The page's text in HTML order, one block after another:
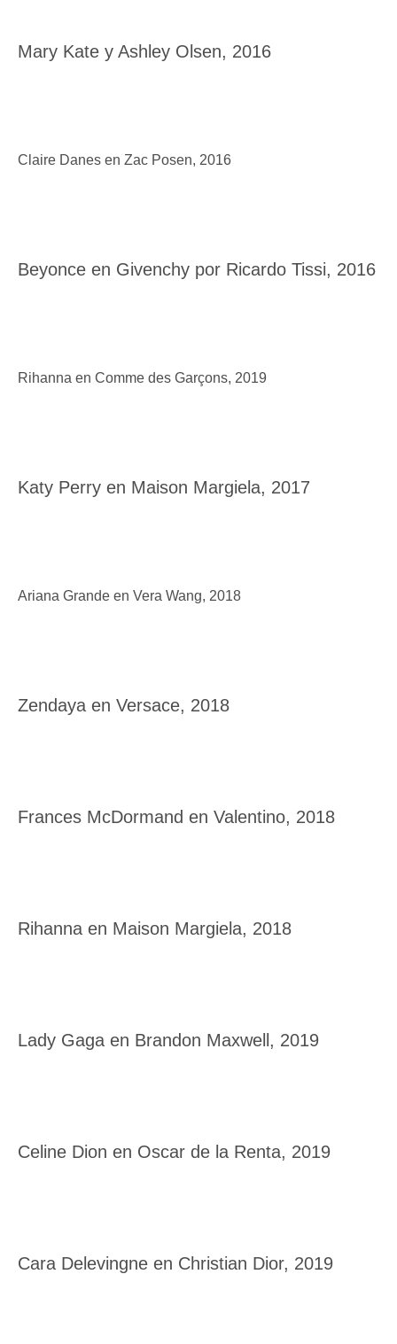
Mary Kate y Ashley Olsen, 2016
Claire Danes en Zac Posen, 2016
Beyonce en Givenchy por Ricardo Tissi, 2016
Rihanna en Comme des Garçons, 2019
Katy Perry en Maison Margiela, 2017
Ariana Grande en Vera Wang, 2018
Zendaya en Versace, 2018
Frances McDormand en Valentino, 2018
Rihanna en Maison Margiela, 2018
Lady Gaga en Brandon Maxwell, 2019
Celine Dion en Oscar de la Renta, 2019
Cara Delevingne en Christian Dior, 2019